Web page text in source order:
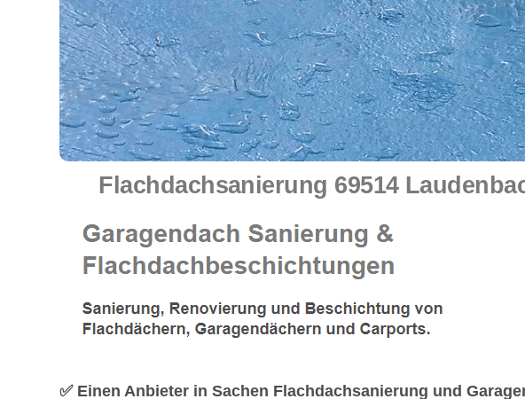
Flachdachsanierung 69514
✅ Einen Anbieter in Sachen Flachdachsanierung und